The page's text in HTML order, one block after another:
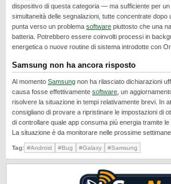
RUMORS
SAMSUNG
SICUREZZA
SOFTWARE
SVILUPPARE ANDROID
XIAOMI
dispositivo di questa categoria — ma sufficiente per
simultaneità delle segnalazioni, tutte concentrate dopo
punta verso un problema software piuttosto che una
batteria. Potrebbero essere coinvolti processi in
energetica o nuove routine di sistema introdotte con
Samsung non ha ancora risposto
Al momento Samsung non ha rilasciato dichiarazioni
causa fosse effettivamente software , un
risolvere la situazione in tempi relativamente brevi. In
consigliano di provare a ripristinare le impostazioni di
di controllare quale app consuma più energia tramite le
La situazione è da monitorare nelle prossime settimane.
Tag: #Android #Bug #Galaxy #Samsung